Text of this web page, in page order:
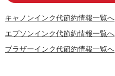
キャノンインク代節約情報一覧へ
エプソンインク代節約情報一覧へ
ブラザーインク代節約情報一覧へ